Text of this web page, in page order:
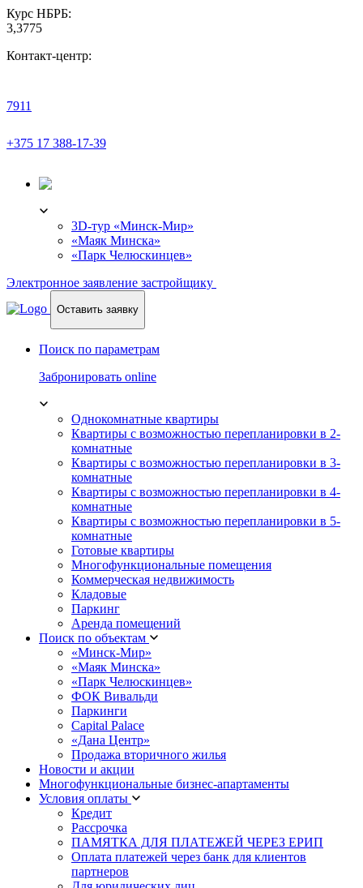
Курс НБРБ:
3,3775
Контакт-центр:
7911
+375 17 388-17-39
3D-тур «Минск-Мир»
«Маяк Минска»
«Парк Челюскинцев»
Электронное заявление застройщику
Оставить заявку
Поиск по параметрам
Забронировать online
Однокомнатные квартиры
Квартиры с возможностью перепланировки в 2-
комнатные
Квартиры с возможностью перепланировки в 3-
комнатные
Квартиры с возможностью перепланировки в 4-
комнатные
Квартиры с возможностью перепланировки в 5-
комнатные
Готовые квартиры
Многофункциональные помещения
Коммерческая недвижимость
Кладовые
Паркинг
Аренда помещений
Поиск по объектам
«Минск-Мир»
«Маяк Минска»
«Парк Челюскинцев»
ФОК Вивальди
Паркинги
Capital Palace
«Дана Центр»
Продажа вторичного жилья
Новости и акции
Многофункциональные бизнес-апартаменты
Условия оплаты
Кредит
Рассрочка
ПАМЯТКА ДЛЯ ПЛАТЕЖЕЙ ЧЕРЕЗ ЕРИП
Оплата платежей через банк для клиентов
партнеров